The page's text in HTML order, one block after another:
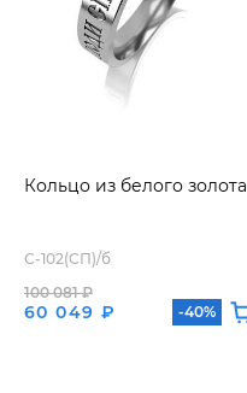
Кольцо из белого золота
С-102(СП)/б
60 049 ₽
100 081 ₽
-40%